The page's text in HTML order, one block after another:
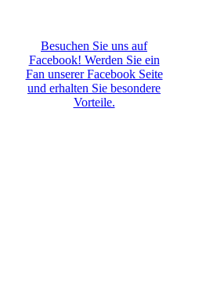
Besuchen Sie uns auf
Facebook! Werden Sie ein
Fan unserer Facebook Seite
und erhalten Sie besondere
Vorteile.